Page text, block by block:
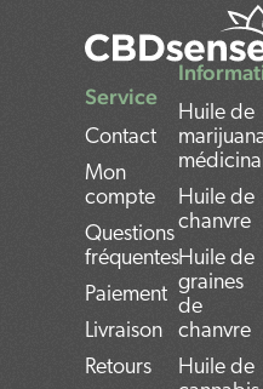
Service
Contact
Mon
compte
Questions
fréquentes
Paiement
Livraison
Retours
Huile de
Huile de
chanvre
Huile de
graines
de
chanvre
Huile de